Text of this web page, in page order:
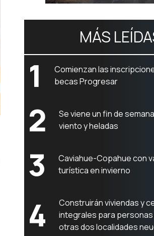
MÁS
1
Comienzan las
becas Progresar
2
Se viene un fin de
viento y heladas
3
Caviahue-Copahue con
turística en invierno
4
Construirán viviendas y
integrales para
otras dos localidades